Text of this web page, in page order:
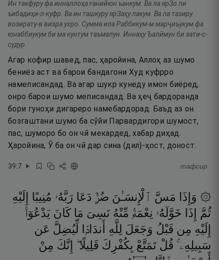
Ин такфуру фа инналлоҳа ғанийюн ъанкум. Ва ла ярЗо ли
ъибадиҳи-л-куфр. Ва ин ташкуру ярЗаҳу лакум. Ва ла тазиру
возирату-в визра ухро. Сумма ила Раббикум-м марҷиъукум фа
юнаббиукум би ма кунтум таъмалун. Иннаҳу Ъалӣмун би зати-с-
судур.
Агар кофир шавед, пас, ҳаройина, Аллоҳ аз шумо
бениёз аст ва барои бандагони Худ куфрро
намеписандад. Ва агар шукр кунеду имон биёред,
онро барои шумо меписандад. Ва ҳеҷ бардоранда
бори гуноҳи дигареро намебардорад. Баъд аз он
бозгаштани шумо ба сӯйи Парвардигори шумост,
пас, шуморо бо он чӣ мекардед, хабар диҳад.
Ҳаройина, Ӯ ба он чӣ дар сина (дил)-ҳост, доност.
39:7 тафсир
۞ وَإِذَا مَسَّ ٱلْإِنسَـٰنَ ضُرٌّۭ دَعَا رَبَّهُۥ مُنِيبًا
إِلَيْهِ
ثُمَّ
إِذَا خَوَّلَهُۥ نِعْمَةًۭ مِّنْهُ نَسِىَ مَا كَانَ يَدْعُوٓا۟
إِلَيْهِ مِن قَبْلُ وَجَعَلَ لِلَّهِ أَندَادًۭا لِّيُضِلَّ عَن
سَبِيلِهِۦ ۚ قُلْ تَمَتَّعْ بِكُفْرِكَ قَلِيلًا ۖ إِنَّكَ مِنْ